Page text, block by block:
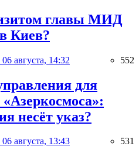
главы МИД
Киев?
06 августа, 14:32 552
для
несёт указ?
06 августа, 13:43 531